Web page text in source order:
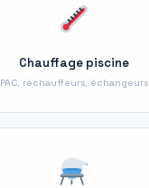
Chauffage piscine
PAC, réchauffeurs, échangeurs